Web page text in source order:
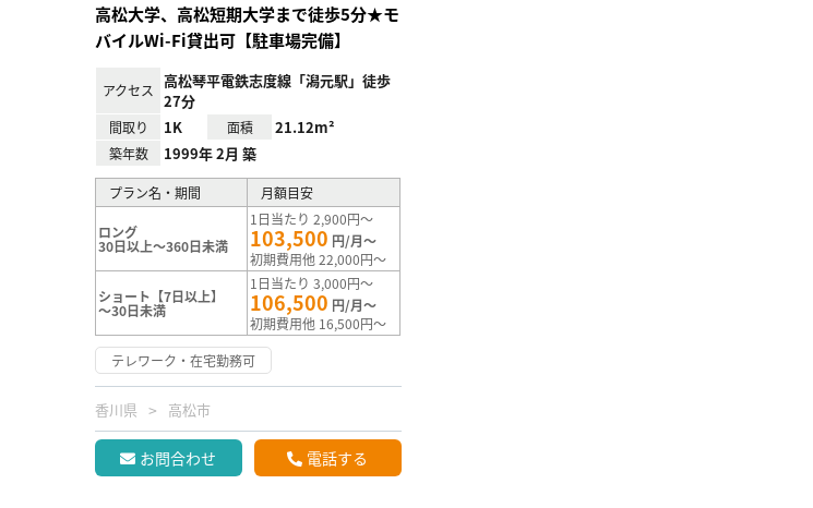
高松大学、高松短期大学まで徒歩5分★モ
バイルWi-Fi貸出可【駐車場完備】
アクセス
高松琴平電鉄志度線「潟元駅」徒歩
27分
間取り 1K 面積 21.12m²
築年数 1999年 2月 築
プラン名・期間 月額目安
ロング
30日以上～360日未満
1日当たり 2,900円～
103,500 円/月～
初期費用他 22,000円～
ショート【7日以上】
～30日未満
1日当たり 3,000円～
106,500 円/月～
初期費用他 16,500円～
テレワーク・在宅勤務可
香川県 高松市
お問合わせ 電話する